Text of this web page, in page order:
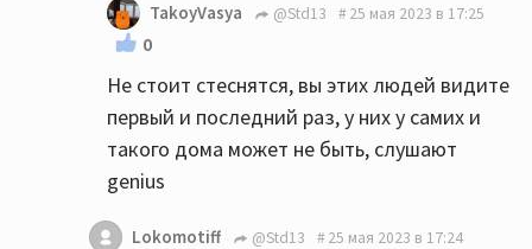
TakoyVasya @Std13 25 мая 2023 в 17:25
0
Не стоит стеснятся, вы этих людей видите
первый и последний раз, у них у самих и
такого дома может не быть, слушают
genius
Lokomotiff @Std13 25 мая 2023 в 17:24